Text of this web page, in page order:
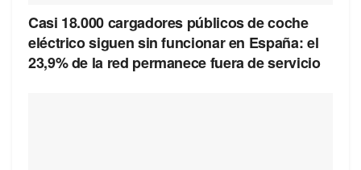
Casi 18.000 cargadores públicos de coche
eléctrico siguen sin funcionar en España: el
23,9% de la red permanece fuera de servicio